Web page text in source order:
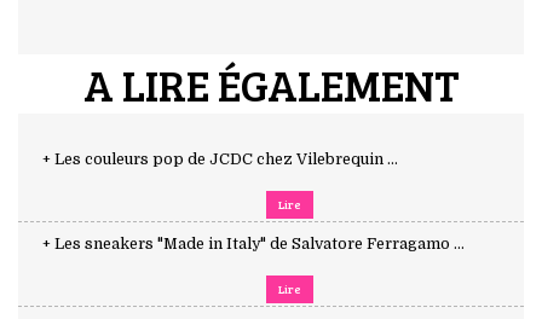
A LIRE ÉGALEMENT
+ Les couleurs pop de JCDC chez Vilebrequin ...
Lire
+ Les sneakers "Made in Italy" de Salvatore Ferragamo ...
Lire